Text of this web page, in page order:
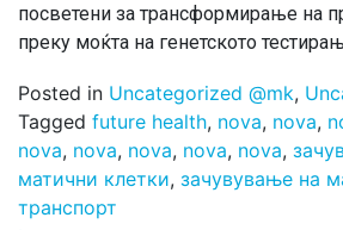
посветени за трансформирање на
преку моќта на генетското
Posted in Uncategorized @mk,
Tagged future health, nova, nova,
nova, nova, nova, nova, nova,
матични клетки, зачувување на
транспорт